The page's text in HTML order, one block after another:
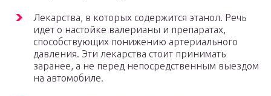
Лекарства, в которых содержится этанол. Речь
идет о настойке валерианы и препаратах,
способствующих понижению артериального
давления. Эти лекарства стоит принимать
заранее, а не перед непосредственным выездом
на автомобиле.